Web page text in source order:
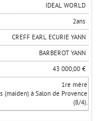
IDEAL WORLD
2ans
CREFF EARL ECURIE YANN
BARBEROT YANN
43 000,00 €
1re mère
(maiden) à Salon de Provence
(8/4).